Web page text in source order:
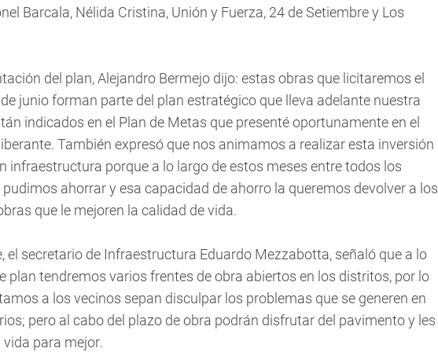
Barcala, Nélida Cristina, Unión y Fuerza, 24 de Setiembre y Los
del plan, Alejandro Bermejo dijo: estas obras que licitaremos el
junio forman parte del plan estratégico que lleva adelante nuestra
indicados en el Plan de Metas que presenté oportunamente en el
También expresó que nos animamos a realizar esta inversión
infraestructura porque a lo largo de estos meses entre todos los
ahorrar y esa capacidad de ahorro la queremos devolver a los
que le mejoren la calidad de vida.
el secretario de Infraestructura Eduardo Mezzabotta, señaló que a lo
plan tendremos varios frentes de obra abiertos en los distritos, por lo
a los vecinos sepan disculpar los problemas que se generen en
pero al cabo del plazo de obra podrán disfrutar del pavimento y les
para mejor.